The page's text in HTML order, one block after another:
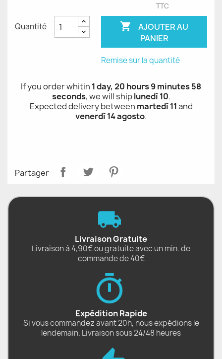
TTC
Quantité 
AJOUTER AU
PANIER
Remise sur la quantité
If you order whitin 1 day, 20 hours 9 minutes 58
seconds, we will shiplunedì 10.
Expected delivery between martedì 11and
venerdì 14 agosto.
Partager
Livraison Gratuite
Livraison à 4,90€ ou gratuite avec un min. de
commande de 40€
Expédition Rapide
Si vous commandez avant 20h, nous expédions le
lendemain. Livraison sous 24/48 heures